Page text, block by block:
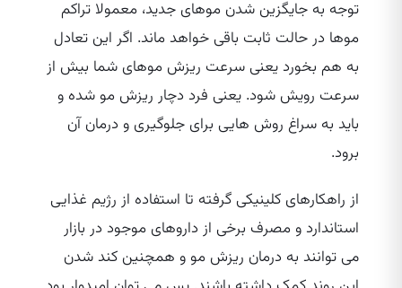
توجه به جایگزین شدن موهای جدید، معمولا تراکم
موها در حالت ثابت باقی خواهد ماند. اگر این تعادل
به هم بخورد یعنی سرعت ریزش موهای شما بیش از
سرعت رویش شود. یعنی فرد دچار ریزش مو شده و
باید به سراغ روش‌ هایی برای جلوگیری و درمان آن
برود.
از راهکارهای کلینیکی گرفته تا استفاده از رژیم غذایی
استاندارد و مصرف برخی از داروهای موجود در بازار
می‌ توانند به درمان ریزش مو و همچنین کند شدن